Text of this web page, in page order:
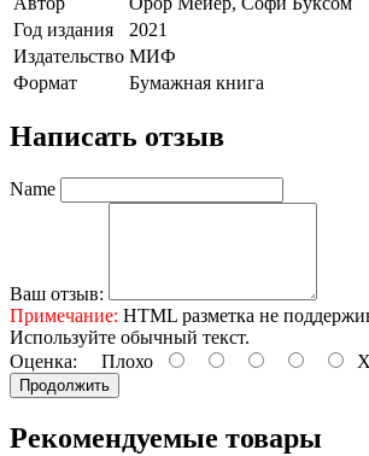
Год издания
2021
Издательство МИФ
Формат
Бумажная книга
Написать отзыв
Name
Ваш отзыв:
Примечание: HTML разметка не
Используйте обычный текст.
Оценка: Плохо
Продолжить
Рекомендуемые товары